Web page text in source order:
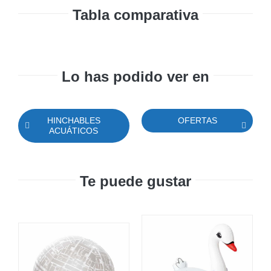
Tabla comparativa
Lo has podido ver en
HINCHABLES
ACUÁTICOS
OFERTAS
Te puede gustar